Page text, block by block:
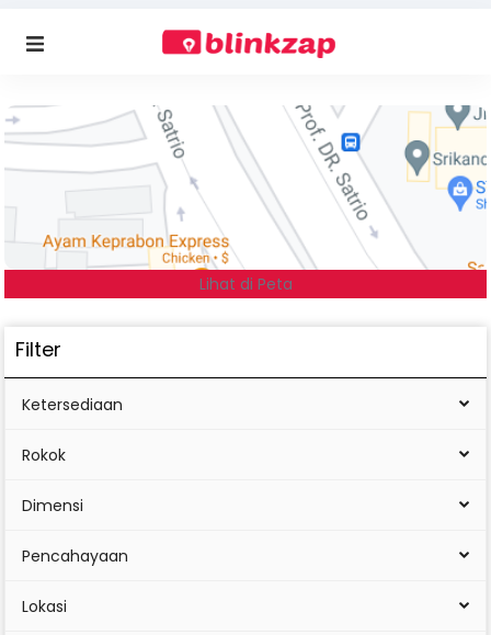
Lihat di Peta
Filter
Ketersediaan
Rokok
Dimensi
Pencahayaan
Lokasi